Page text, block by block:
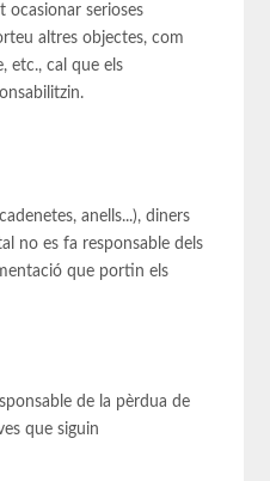
ocasionar serioses
altres objectes, com
etc., cal que els
anells...), diners
no es fa responsable dels
que portin els
de la pèrdua de
que siguin